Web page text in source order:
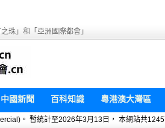
珠」和「亞洲國際都會」
中國新聞 百科知識 粵港澳大灣區
。 暫統計至2026年3月13日， 本網站共